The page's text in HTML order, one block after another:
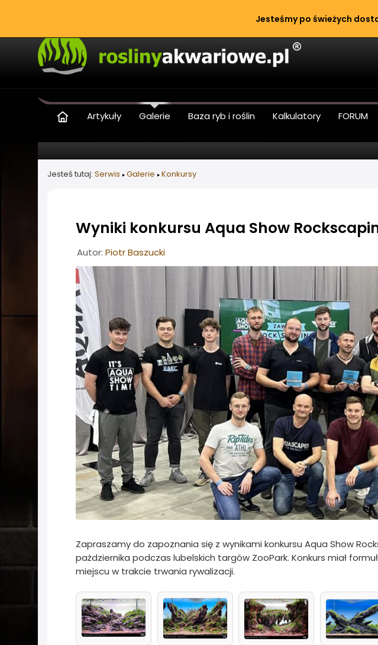
Jesteśmy po świeżych
Artykuły Galerie Baza ryb i roślin Kalkulatory FORUM
Jesteś tutaj: Serwis Galerie Konkursy
Wyniki konkursu Aqua Show
Informacje o artykule
Autor: Piotr Baszucki
Zapraszamy do zapoznania się z wynikami konkursu Aqua Show
pażdziernika podczas lubelskich targów ZooPark. Konkurs miał
miejscu w trakcie trwania rywalizacji.